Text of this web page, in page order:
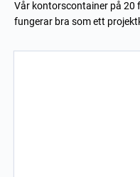
Vår kontorscontainer på 20
fungerar bra som ett